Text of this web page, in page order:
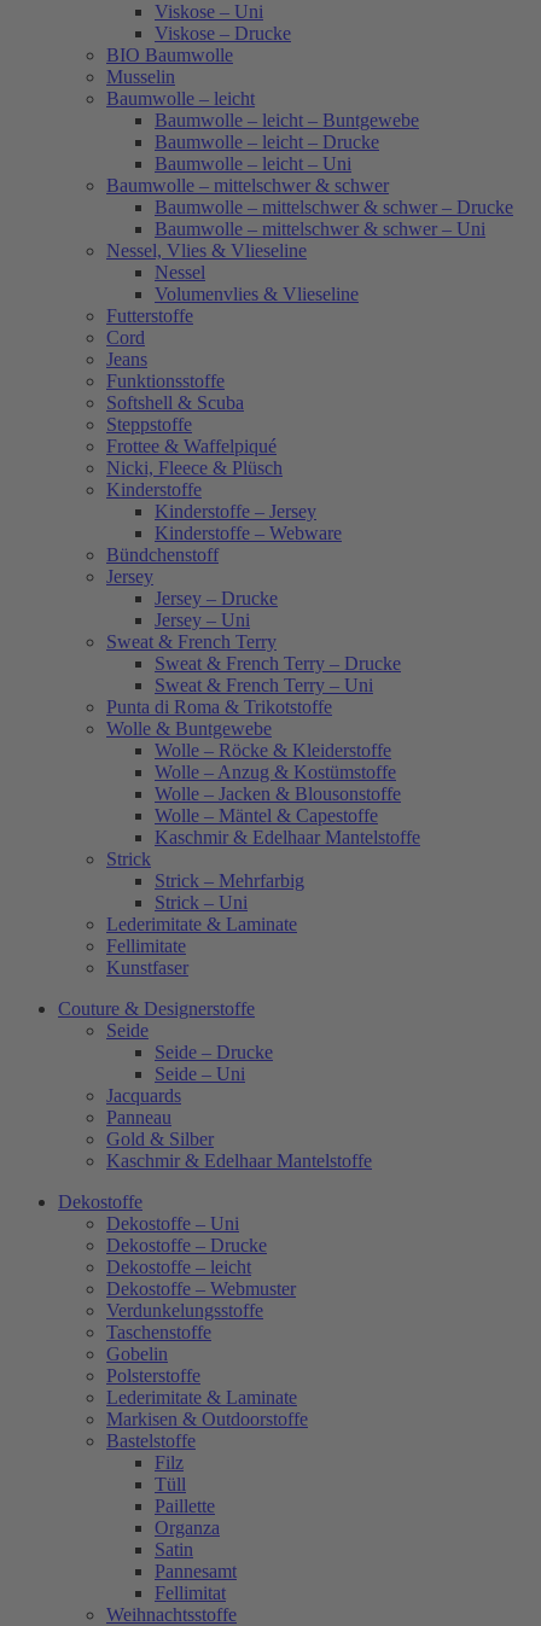
Viskose – Uni
Viskose – Drucke
BIO Baumwolle
Musselin
Baumwolle – leicht
Baumwolle – leicht – Buntgewebe
Baumwolle – leicht – Drucke
Baumwolle – leicht – Uni
Baumwolle – mittelschwer & schwer
Baumwolle – mittelschwer & schwer – Drucke
Baumwolle – mittelschwer & schwer – Uni
Nessel, Vlies & Vlieseline
Nessel
Volumenvlies & Vlieseline
Futterstoffe
Cord
Jeans
Funktionsstoffe
Softshell & Scuba
Steppstoffe
Frottee & Waffelpiqué
Nicki, Fleece & Plüsch
Kinderstoffe
Kinderstoffe – Jersey
Kinderstoffe – Webware
Bündchenstoff
Jersey
Jersey – Drucke
Jersey – Uni
Sweat & French Terry
Sweat & French Terry – Drucke
Sweat & French Terry – Uni
Punta di Roma & Trikotstoffe
Wolle & Buntgewebe
Wolle – Röcke & Kleiderstoffe
Wolle – Anzug & Kostümstoffe
Wolle – Jacken & Blousonstoffe
Wolle – Mäntel & Capestoffe
Kaschmir & Edelhaar Mantelstoffe
Strick
Strick – Mehrfarbig
Strick – Uni
Lederimitate & Laminate
Fellimitate
Kunstfaser
Couture & Designerstoffe
Seide
Seide – Drucke
Seide – Uni
Jacquards
Panneau
Gold & Silber
Kaschmir & Edelhaar Mantelstoffe
Dekostoffe
Dekostoffe – Uni
Dekostoffe – Drucke
Dekostoffe – leicht
Dekostoffe – Webmuster
Verdunkelungsstoffe
Taschenstoffe
Gobelin
Polsterstoffe
Lederimitate & Laminate
Markisen & Outdoorstoffe
Bastelstoffe
Filz
Tüll
Paillette
Organza
Satin
Pannesamt
Fellimitat
Weihnachtsstoffe